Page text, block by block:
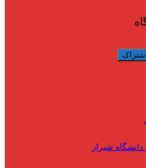
شیراز